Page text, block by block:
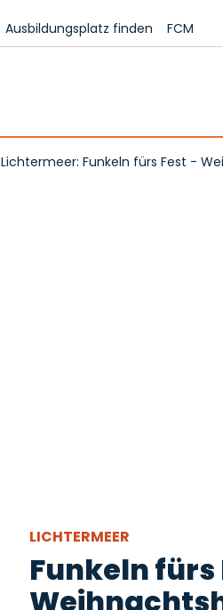
Ausbildungsplatz finden FCM
Lichtermeer: Funkeln fürs Fest -
LICHTERMEER
Funkeln fürs